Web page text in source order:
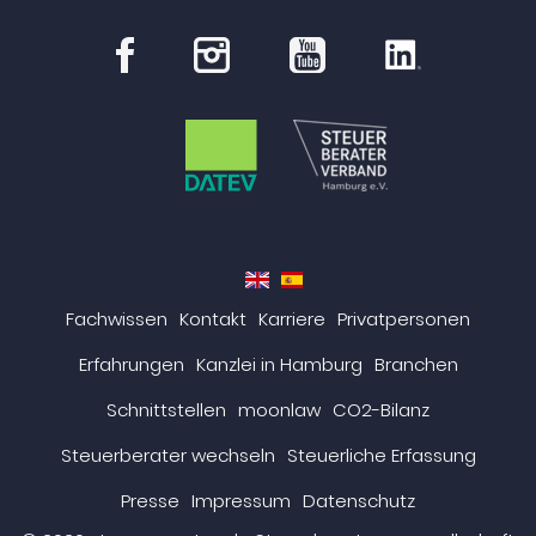
en es
Fachwissen Kontakt Karriere Privatpersonen
Erfahrungen Kanzlei in Hamburg Branchen
Schnittstellen moonlaw CO2-Bilanz
Steuerberater wechseln Steuerliche Erfassung
Presse Impressum Datenschutz